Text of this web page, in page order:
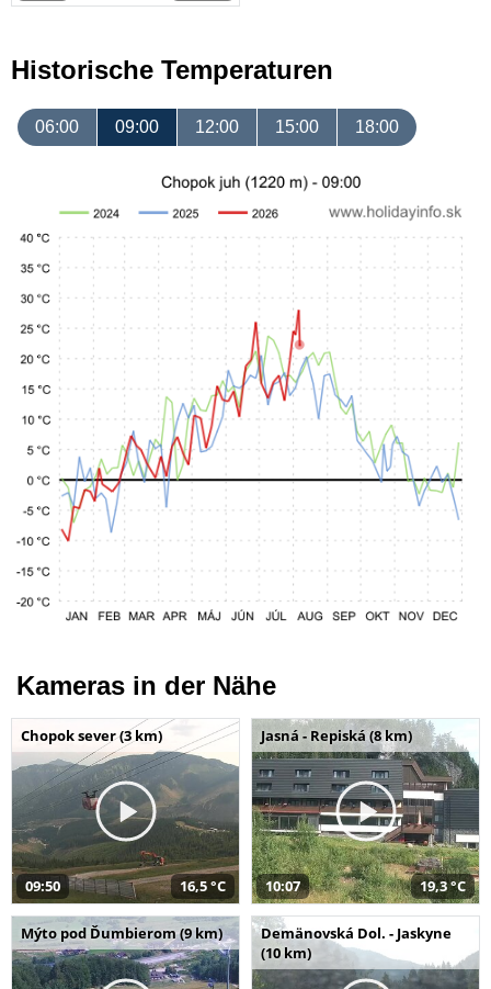
Historische Temperaturen
06:00 09:00 12:00 15:00 18:00
Kameras in der Nähe
Chopok sever (3 km)
09:50 16,5 °C
Jasná - Repiská (8 km)
10:07 19,3 °C
Mýto pod Ďumbierom (9 km)
Demänovská Dol. - Jaskyne
(10 km)